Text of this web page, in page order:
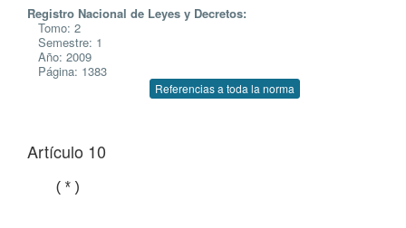
Registro Nacional de Leyes y Decretos:
Tomo: 2
Semestre: 1
Año: 2009
Página: 1383
Referencias a toda la norma
Artículo 10
   (*)